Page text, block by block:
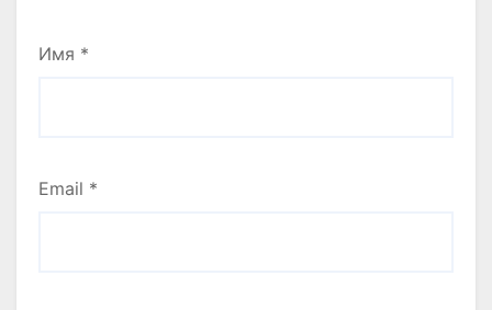
Имя *
Email *